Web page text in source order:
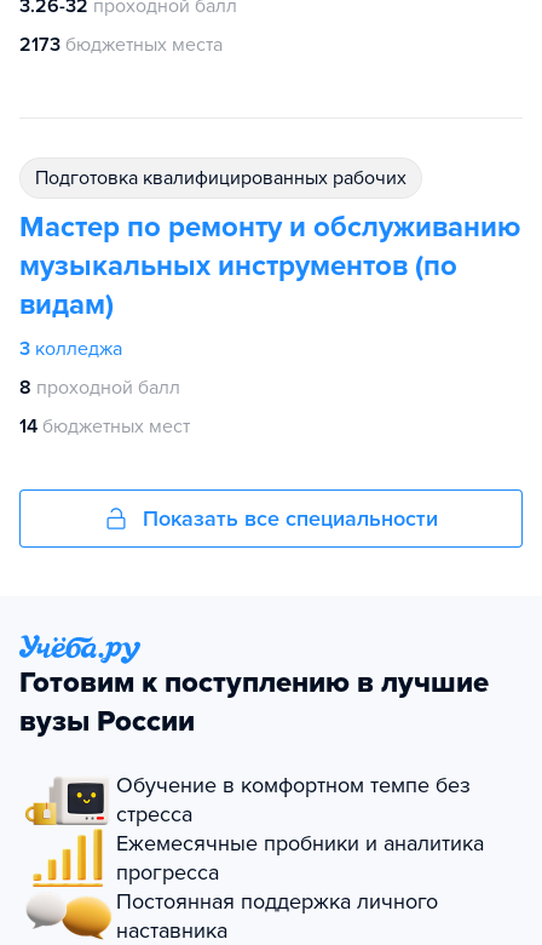
3.26-32 проходной балл
2173 бюджетных места
подготовка квалифицированных рабочих
Мастер по ремонту и обслуживанию
музыкальных инструментов (по
видам)
3 колледжа
8 проходной балл
14 бюджетных мест
Показать все специальности
Готовим к поступлению в лучшие
вузы России
Обучение в комфортном темпе без
стресса
Ежемесячные пробники и аналитика
прогресса
Постоянная поддержка личного
наставника